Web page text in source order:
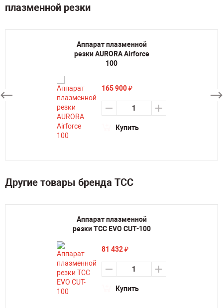
плазменной резки
Аппарат плазменной
резки AURORA Airforce
100
165 900₽
Купить
Другие товары бренда ТСС
Аппарат плазменной
резки ТСС EVO CUT-100
81 432₽
Купить